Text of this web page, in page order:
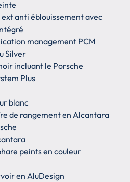
anti éblouissement avec
management PCM
Silver
incluant le Porsche
Plus
blanc
de rangement en Alcantara
peints en couleur
en AluDesign